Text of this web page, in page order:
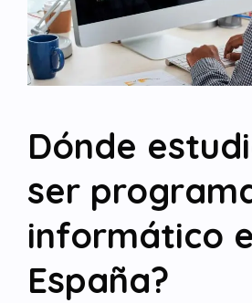
Dónde
ser
informático
España?